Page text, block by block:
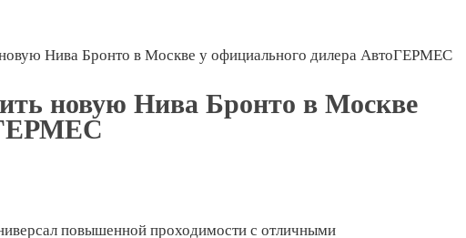
Нива Бронто в Москве у официального дилера АвтоГЕРМЕС
новую Нива Бронто в Москве
повышенной проходимости с отличными